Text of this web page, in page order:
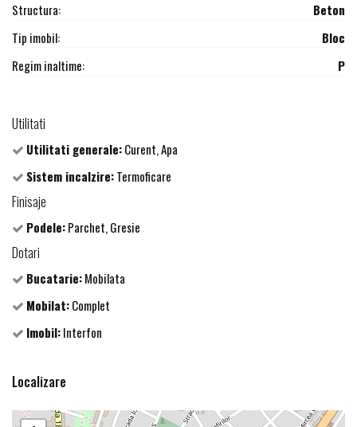
Structura:
Beton
Tip imobil:
Bloc
Regim inaltime:
P
Utilitati
Utilitati generale:Curent, Apa
Sistem incalzire:Termoficare
Finisaje
Podele:Parchet, Gresie
Dotari
Bucatarie:Mobilata
Mobilat:Complet
Imobil:Interfon
Localizare